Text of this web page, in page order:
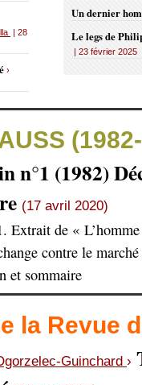
Un dernier
Le legs de
| 23 février 2025
| 28
›
n°1 (1982)
(17 avril 2020)
Extrait de «
contre le marché
et sommaire
la Revue
Guinchard ›